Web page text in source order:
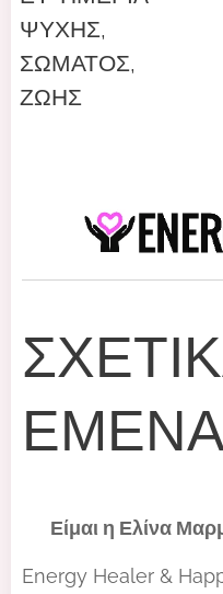
ΨΥΧΗΣ,
ΣΩΜΑΤΟΣ,
ΖΩΗΣ
🌀 Είμαι η Ελίνα
Energy Healer &